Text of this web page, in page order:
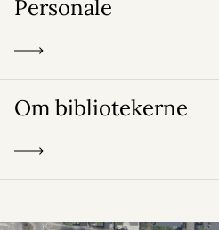
Personale
Om bibliotekerne